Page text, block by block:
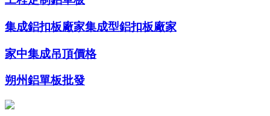
集成鋁扣板廠家集成型鋁扣板廠家
家中集成吊頂價格
朔州鋁單板批發